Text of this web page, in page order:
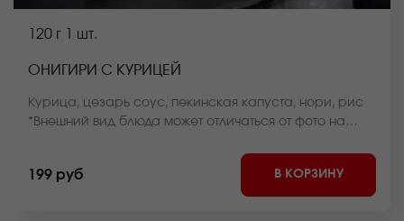
120 г 1 шт.
ОНИГИРИ С КУРИЦЕЙ
Курица, цезарь соус, пекинская капуста, нори, рис
*Внешний вид блюда может отличаться от фото на
199 руб В КОРЗИНУ